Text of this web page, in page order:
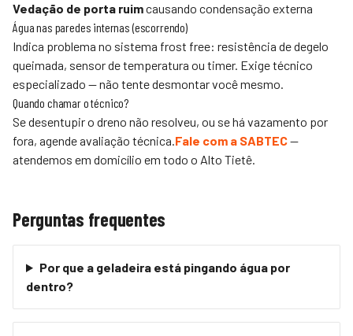
Vedação de porta ruimcausando condensação externa
Água nas paredes internas (escorrendo)
Indica problema no sistema frost free: resistência de degelo
queimada, sensor de temperatura ou timer. Exige técnico
especializado — não tente desmontar você mesmo.
Quando chamar o técnico?
Se desentupir o dreno não resolveu, ou se há vazamento por
fora, agende avaliação técnica.Fale com a SABTEC—
atendemos em domicílio em todo o Alto Tietê.
Perguntas frequentes
Por que a geladeira está pingando água por
dentro?